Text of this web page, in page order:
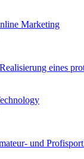
Marketing
eines
und